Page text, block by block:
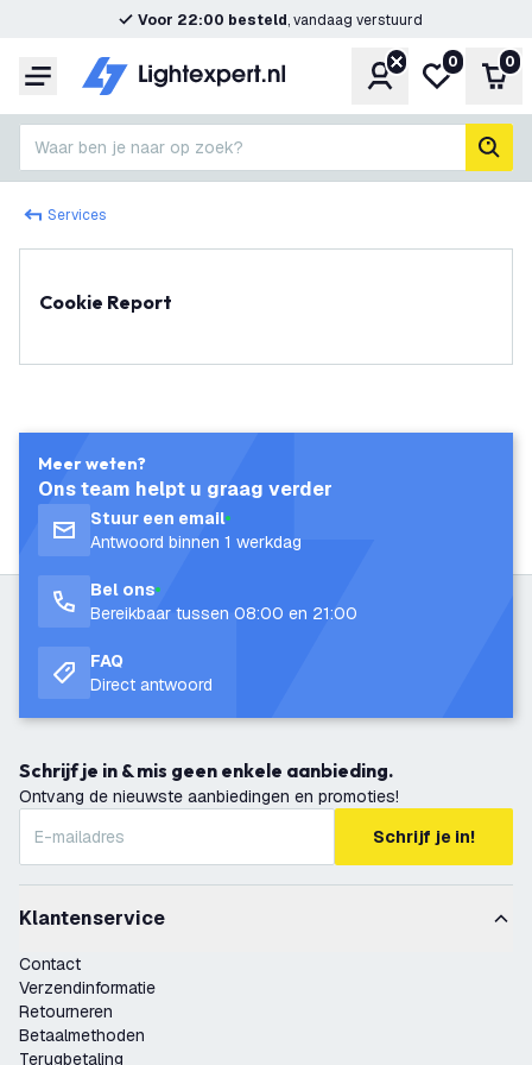
Voor 22:00 besteld, vandaag verstuurd
Menu Account
Mijn
0 0
Waar ben je naar op zoek?
Services
Cookie Report
Meer weten?
Ons team helpt u graag verder
Stuur een email
Antwoord binnen 1 werkdag
Bel ons
Bereikbaar tussen 08:00 en 21:00
FAQ
Direct antwoord
Schrijf je in & mis geen enkele aanbieding.
Ontvang de nieuwste aanbiedingen en promoties!
Schrijf je in!
Klantenservice
Contact
Verzendinformatie
Retourneren
Betaalmethoden
Terugbetaling